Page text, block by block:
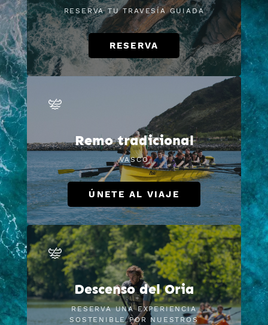
RESERVA TU TRAVESÍA GUIADA
RESERVA
Remo tradicional
VASCO
ÚNETE AL VIAJE
Descenso del Oria
RESERVA UNA EXPERIENCIA
SOSTENIBLE POR NUESTROS